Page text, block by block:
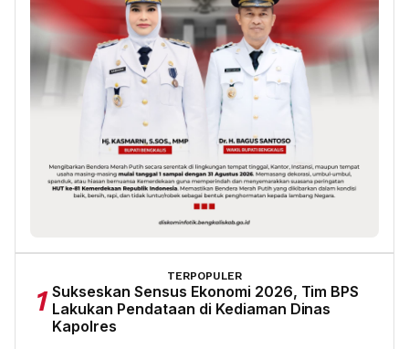
TERPOPULER
1 Sukseskan Sensus Ekonomi 2026, Tim BPS
Lakukan Pendataan di Kediaman Dinas
Kapolres